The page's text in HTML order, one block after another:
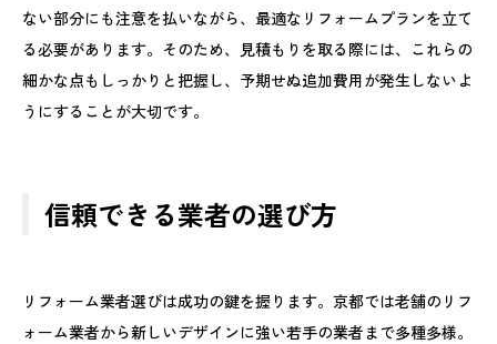
ない部分にも注意を払いながら、最適なリフォームプランを立て
る必要があります。そのため、見積もりを取る際には、これらの
細かな点もしっかりと把握し、予期せぬ追加費用が発生しないよ
うにすることが大切です。
信頼できる業者の選び方
リフォーム業者選びは成功の鍵を握ります。京都では老舗のリフ
ォーム業者から新しいデザインに強い若手の業者まで多種多様。